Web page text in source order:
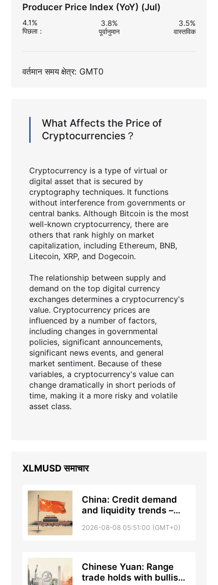
Producer Price Index (YoY) (Jul)
4.1%
पिछला：
3.8%
पूर्वानुमान
3.5%
वास्तविक
वर्तमान समय क्षेत्र: GMT0
What Affects the Price of
Cryptocurrencies？
Cryptocurrency is a type of virtual or
digital asset that is secured by
cryptography techniques. It functions
without interference from governments or
central banks. Although Bitcoin is the most
well-known cryptocurrency, there are
others that rank highly on market
capitalization, including Ethereum, BNB,
Litecoin, XRP, and Dogecoin.
The relationship between supply and
demand on the top digital currency
exchanges determines a cryptocurrency's
value. Cryptocurrency prices are
influenced by a number of factors,
including changes in governmental
policies, significant announcements,
significant news events, and general
market sentiment. Because of these
variables, a cryptocurrency's value can
change dramatically in short periods of
time, making it a more risky and volatile
asset class.
XLMUSD समाचार
China: Credit demand
and liquidity trends –
2026-08-08 05:51:00 (GMT+0)
Chinese Yuan: Range
trade holds with bullish